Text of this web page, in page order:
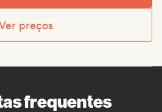
preços
frequentes